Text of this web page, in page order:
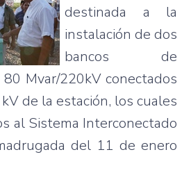
destinada a la
instalación de dos
bancos de
80 Mvar/220kV conectados
de la estación, los cuales
al Sistema Interconectado
del 11 deenero